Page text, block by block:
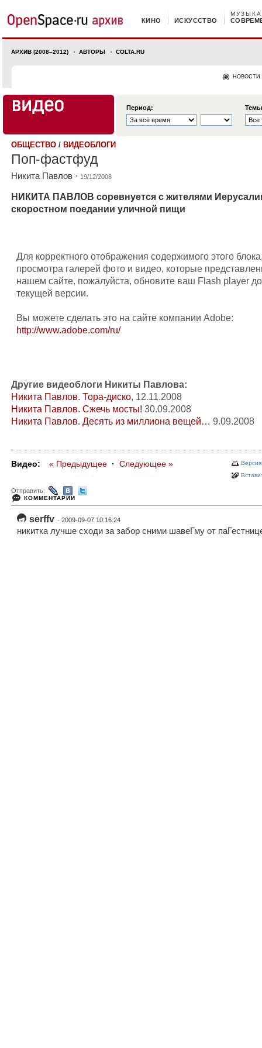
КИНО ИСКУССТВО
МУЗЫКА
АРХИВ (2008–2012) АВТОРЫ COLTA.RU
НОВОСТИ
Период:
ОБЩЕСТВО / ВИДЕОБЛОГИ
Поп-фастфуд
Никита Павлов · 19/12/2008
НИКИТА ПАВЛОВ соревнуется с жителями
скоростном поедании уличной пищи
Для корректного отображения содержимого этого
просмотра галерей фото и видео, которые
нашем сайте, пожалуйста, обновите ваш Flash player до
текущей версии.
Вы можете сделать это на сайте компании Adobe:
http://www.adobe.com/ru/
Другие видеоблоги Никиты Павлова:
Никита Павлов. Тора-диско, 12.11.2008
Никита Павлов. Сжечь мосты! 30.09.2008
Никита Павлов. Десять из миллиона вещей… 9.09.2008
Отправить:
Видео: « Предыдущее · Следующее »
КОММЕНТАРИИ
serffv · 2009-09-07 10:16:24
никитка лучше сходи за забор сними шавеГму от